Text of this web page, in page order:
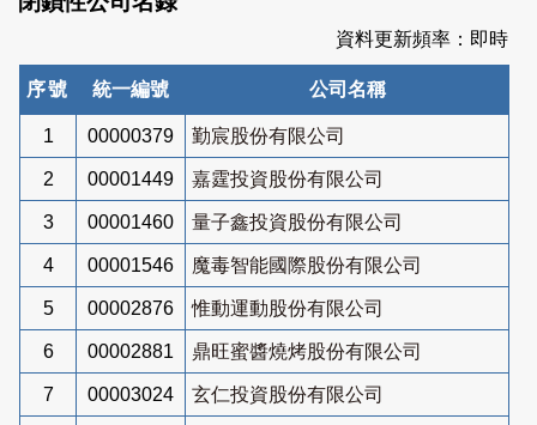
資料更新頻率：即時
序號 統一編號 公司名稱
1 00000379 勤宸股份有限公司
2 00001449 嘉霆投資股份有限公司
3 00001460 量子鑫投資股份有限公司
4 00001546 魔毒智能國際股份有限公司
5 00002876 惟動運動股份有限公司
6 00002881 鼎旺蜜醬燒烤股份有限公司
7 00003024 玄仁投資股份有限公司